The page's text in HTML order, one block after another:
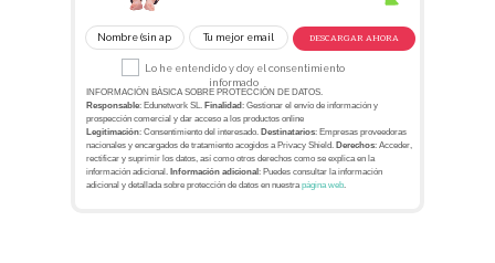
INFORMACIÓN BÁSICA SOBRE PROTECCIÓN DE DATOS.
Responsable: Edunetwork SL. Finalidad : Gestionar el envío de información y
prospección comercial y dar acceso a los productos online
Legitimación: Consentimiento del interesado. Destinatarios: Empresas proveedoras
nacionales y encargados de tratamiento acogidos a Privacy Shield. Derechos: Acceder,
rectificar y suprimir los datos, así como otros derechos como se explica en la
información adicional. Información adicional: Puedes consultar la información
adicional y detallada sobre protección de datos en nuestrapágina web.
Lo he entendido y doy el consentimiento
informado
DESCARGAR AHORA